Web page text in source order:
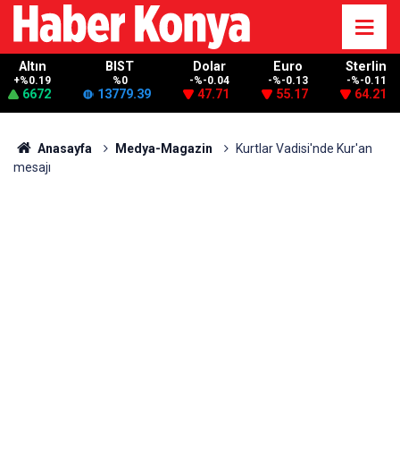
Altın
+%0.19
6672
BIST
%0
13779.39
Dolar
-%-0.04
47.71
Euro
-%-0.13
55.17
Sterlin
-%-0.11
64.21
Anasayfa Medya-Magazin
Kurtlar Vadisi'nde Kur'an
mesajı